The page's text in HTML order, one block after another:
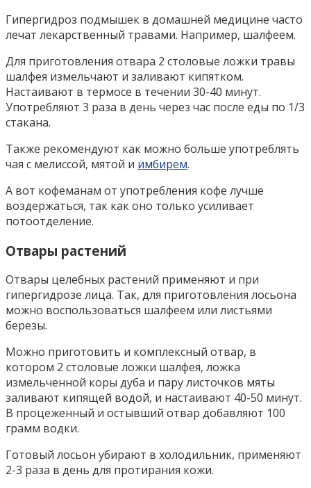
Гипергидроз подмышек в домашней медицине часто
лечат лекарственный травами. Например, шалфеем.
Для приготовления отвара 2 столовые ложки травы
шалфея измельчают и заливают кипятком.
Настаивают в термосе в течении 30-40 минут.
Употребляют 3 раза в день через час после еды по 1/3
стакана.
Также рекомендуют как можно больше употреблять
чая с мелиссой, мятой и имбирем.
А вот кофеманам от употребления кофе лучше
воздержаться, так как оно только усиливает
потоотделение.
Отвары растений
Отвары целебных растений применяют и при
гипергидрозе лица. Так, для приготовления лосьона
можно воспользоваться шалфеем или листьями
березы.
Можно приготовить и комплексный отвар, в
котором 2 столовые ложки шалфея, ложка
измельченной коры дуба и пару листочков мяты
заливают кипящей водой, и настаивают 40-50 минут.
В процеженный и остывший отвар добавляют 100
грамм водки.
Готовый лосьон убирают в холодильник, применяют
2-3 раза в день для протирания кожи.